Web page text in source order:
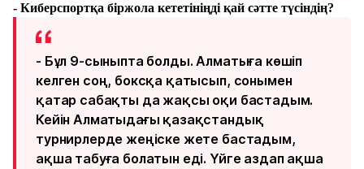
- Киберспортқа біржола кететініңді қай сәтте түсіндің?
- Бұл 9-сыныпта болды. Алматыға көшіп
келген соң, боксқа қатысып, сонымен
қатар сабақты да жақсы оқи бастадым.
Кейін Алматыдағы қазақстандық
турнирлерде жеңіске жете бастадым,
ақша табуға болатын еді. Үйге аздап ақша